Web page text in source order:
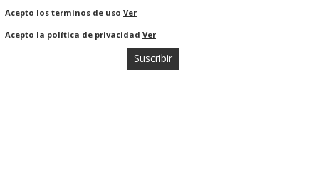
Acepto los terminos de uso Ver
Acepto la política de privacidad Ver
Suscribir